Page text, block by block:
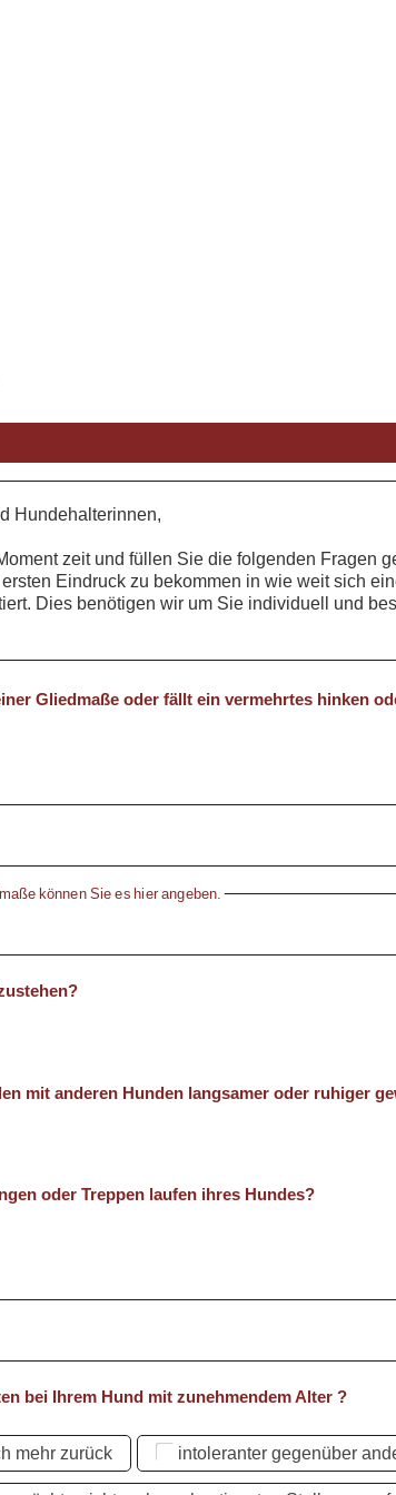
Hundehalterinnen,
zeit und füllen Sie die folgenden Fragen
Eindruck zu bekommen in wie weit sich
Dies benötigen wir um Sie individuell und
Gliedmaße oder fällt ein vermehrtes hinken
können Sie es hier angeben.
mit anderen Hunden langsamer oder ruhiger
oder Treppen laufen ihres Hundes?
bei Ihrem Hund mit zunehmendem Alter ?
mehr zurück intoleranter gegenüber